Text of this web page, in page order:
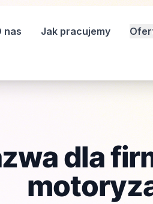
nas Jak pracujemy
dla